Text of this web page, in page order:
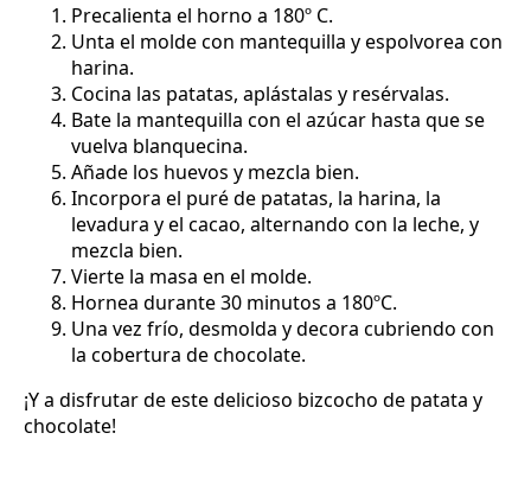
Precalienta el horno a 180º C.
Unta el molde con mantequilla y espolvorea con
harina.
Cocina las patatas, aplástalas y resérvalas.
Bate la mantequilla con el azúcar hasta que se
vuelva blanquecina.
Añade los huevos y mezcla bien.
Incorpora el puré de patatas, la harina, la
levadura y el cacao, alternando con la leche, y
mezcla bien.
Vierte la masa en el molde.
Hornea durante 30 minutos a 180ºC.
Una vez frío, desmolda y decora cubriendo con
la cobertura de chocolate.
¡Y a disfrutar de este delicioso bizcocho de patata y
chocolate!